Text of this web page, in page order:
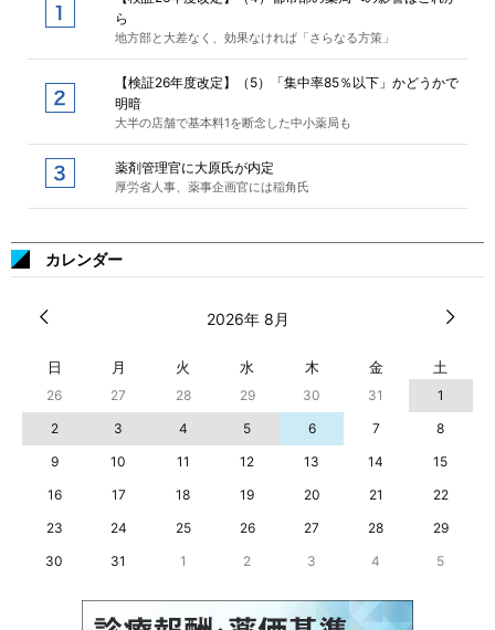
ら
地方部と大差なく、効果なければ「さらなる方策」
【検証26年度改定】（5）「集中率85％以下」かどうかで
明暗
大半の店舗で基本料1を断念した中小薬局も
薬剤管理官に大原氏が内定
厚労省人事、薬事企画官には稲角氏
カレンダー
2026年 8月
日 月 火 水 木 金 土
26 27 28 29 30 31
1
2
3 4 5 6 7
8
9
10 11 12 13 14
15
16
17 18 19 20 21
22
23
24 25 26 27 28
29
30
31 1 2 3 4 5